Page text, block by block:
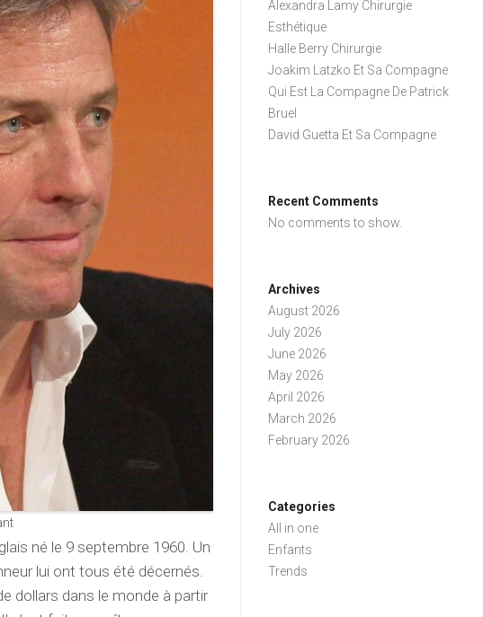
né le 9 septembre 1960. Un
lui ont tous été décernés.
dollars dans le monde à partir
Alexandra Lamy Chirurgie
Esthétique
Halle Berry Chirurgie
Joakim Latzko Et Sa Compagne
Qui Est La Compagne De Patrick
Bruel
David Guetta Et Sa Compagne
Recent Comments
No comments to show.
Archives
August 2026
July 2026
June 2026
May 2026
April 2026
March 2026
February 2026
Categories
All in one
Enfants
Trends